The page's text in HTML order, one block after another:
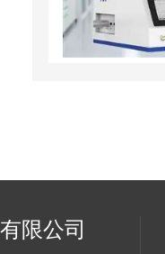
限公司